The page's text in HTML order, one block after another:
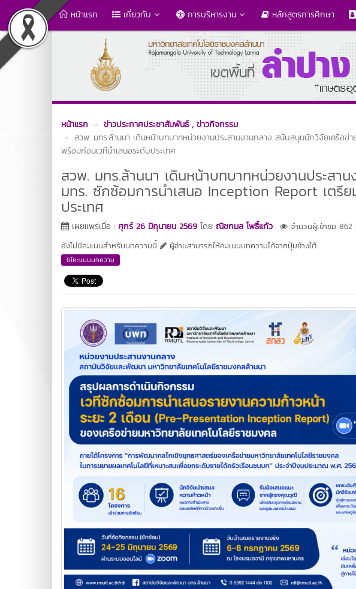
หน้าแรก เกี่ยวกับ การบริหารงาน หลักสูตรการศึกษา
หน้าแรก ข่าวประกาศประชาสัมพันธ์ , ข่าวกิจกรรม
สวพ. มทร.ล้านนา เดินหน้าบทบาทหน่วยงานประสานงานกลาง สนับสนุนนักวิจัยเครือ
พร้อมก่อนเวทีนำเสนอระดับประเทศ
สวพ. มทร.ล้านนา เดินหน้าบทบาทหน่วยงานประสา
มทร. ซักซ้อมการนำเสนอ Inception Report เตรีย
ประเทศ
เผยแพร่เมื่อ : ศุกร์ 26 มิถุนายน 2569 โดย ณิชกมล โพธิ์แก้ว
จำนวนผู้เข้าชม 862
ยังไม่มีคะแนนสำหรับบทความนี้
ผู้อ่านสามารถให้คะแนนบทความได้จากปุ่มข้างใต้
ให้คะแนนบทความ